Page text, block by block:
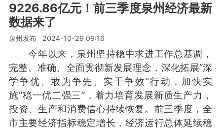
9226.86亿元！前三季度泉州经济最新
数据来了
泉州发布 2024-10-29 09:16
今年以来，泉州坚持稳中求进工作总基调，
完整、准确、全面贯彻新发展理念，深化拓展“深
学争优、敢为争先、实干争效”行动，加快实
施“稳一优二强三”，着力培育发展新质生产力，
投资、生产和消费信心持续恢复。前三季度，全
市主要经济指标稳定增长，经济运行总体延续稳